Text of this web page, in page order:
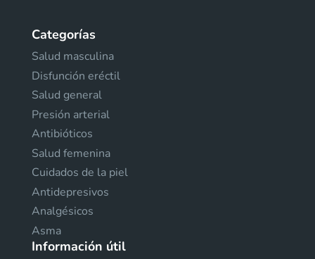
Categorías
Salud masculina
Disfunción eréctil
Salud general
Presión arterial
Antibióticos
Salud femenina
Cuidados de la piel
Antidepresivos
Analgésicos
Asma
Información útil